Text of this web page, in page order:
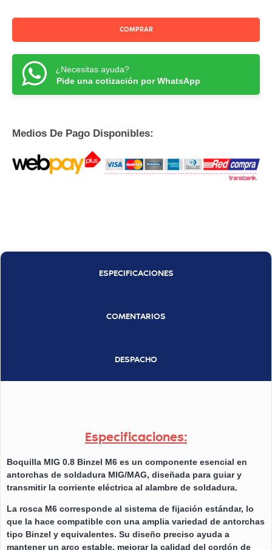
COMPRAR
¿Necesitas ayuda?
Pide una cotización por WhatsApp
Medios De Pago Disponibles:
ESPECIFICACIONES
COMENTARIOS
DESPACHO
Especificaciones:
Boquilla MIG 0.8 Binzel M6 es un componente esencial en
antorchas de soldadura MIG/MAG, diseñada para guiar y
transmitir la corriente eléctrica al alambre de soldadura.
La rosca M6 corresponde al sistema de fijación estándar, lo
que la hace compatible con una amplia variedad de antorchas
tipo Binzel y equivalentes. Su diseño preciso ayuda a
mantener un arco estable, mejorar la calidad del cordón de